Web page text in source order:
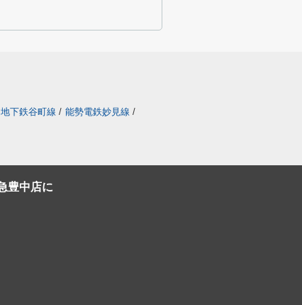
地下鉄谷町線 / 能勢電鉄妙見線 /
豊中店に